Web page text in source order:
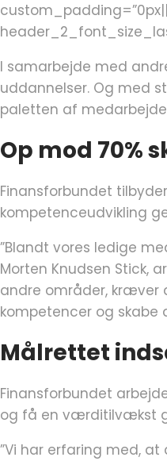
I samarbejde med
uddannelser. Og med
paletten af
Op mod 70%
Finansforbundet
kompetenceudvikling
”Blandt vores ledige
Morten Knudsen Stick,
andre områder, kræver
kompetencer og skabe
Målrettet
Finansforbundet
og få en værditilvækst
”Vi har erfaring med,